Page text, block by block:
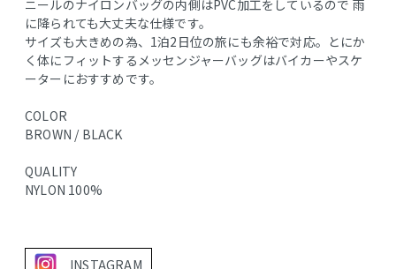
ニールのナイロンバッグの内側はPVC加工をしているので 雨
に降られても大丈夫な仕様です。
サイズも大きめの為、1泊2日位の旅にも余裕で対応。とにか
く体にフィットするメッセンジャーバッグはバイカーやスケ
ーターにおすすめです。
COLOR
BROWN / BLACK
QUALITY
NYLON 100%
INSTAGRAM